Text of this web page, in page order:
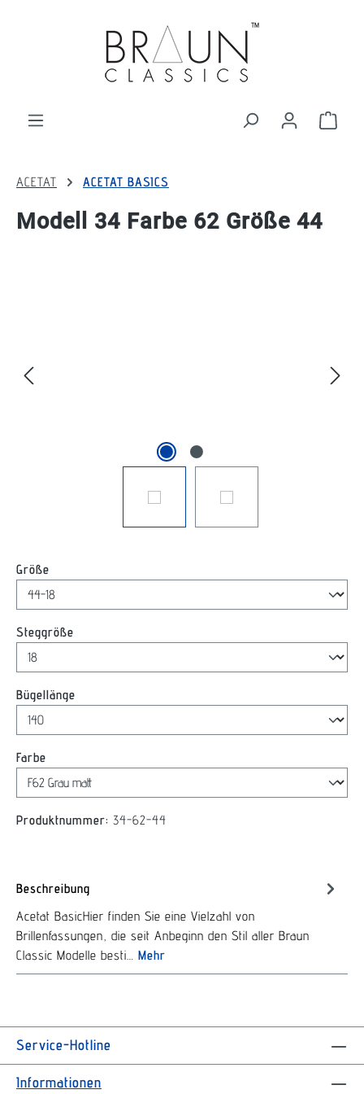
ACETAT ACETAT BASICS
Modell 34 Farbe 62 Größe 44
Größe
Steggröße
Bügellänge
Farbe
Produktnummer: 34-62-44
Beschreibung
Acetat BasicHier finden Sie eine Vielzahl von
Brillenfassungen, die seit Anbeginn den Stil aller Braun
Classic Modelle besti… Mehr
Service-Hotline
Informationen